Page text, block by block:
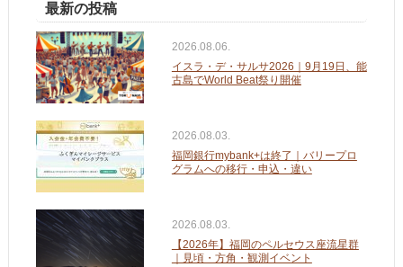
最新の投稿
2026.08.06.
イスラ・デ・サルサ2026｜9月19日、能
古島でWorld Beat祭り開催
2026.08.03.
福岡銀行mybank+は終了｜バリープロ
グラムへの移行・申込・違い
2026.08.03.
【2026年】福岡のペルセウス座流星群
｜見頃・方角・観測イベント